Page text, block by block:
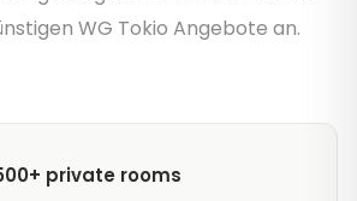
WG Tokio Angebote an.
private rooms